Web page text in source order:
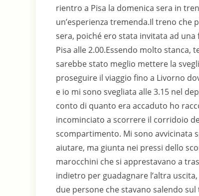
rientro a Pisa la domenica sera in
un’esperienza tremenda.Il treno che
sera, poiché ero stata invitata ad
Pisa alle 2.00.Essendo molto
sarebbe stato meglio mettere la
proseguire il viaggio fino a Livorno
e io mi sono svegliata alle 3.15 nel
conto di quanto era accaduto ho
incominciato a scorrere il corridoio
scompartimento. Mi sono avvicinata
aiutare, ma giunta nei pressi dello
marocchini che si apprestavano a
indietro per guadagnare l’altra
due persone che stavano salendo